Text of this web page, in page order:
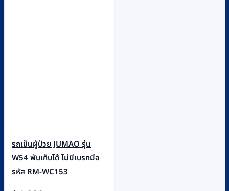
รถเข็นผู้ป่วย JUMAO รุ่น
W54 พับเก็บได้ ไม่มีเบรกมือ
รหัส RM-WC153